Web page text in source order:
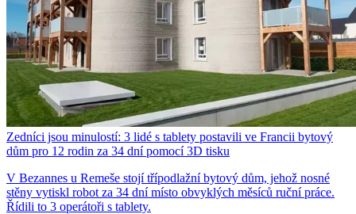
Zedníci jsou minulostí: 3 lidé s tablety postavili ve Francii bytový
dům pro 12 rodin za 34 dní pomocí 3D tisku
V Bezannes u Remeše stojí třípodlažní bytový dům, jehož nosné
stěny vytiskl robot za 34 dní místo obvyklých měsíců ruční práce.
Řídili to 3 operátoři s tablety.